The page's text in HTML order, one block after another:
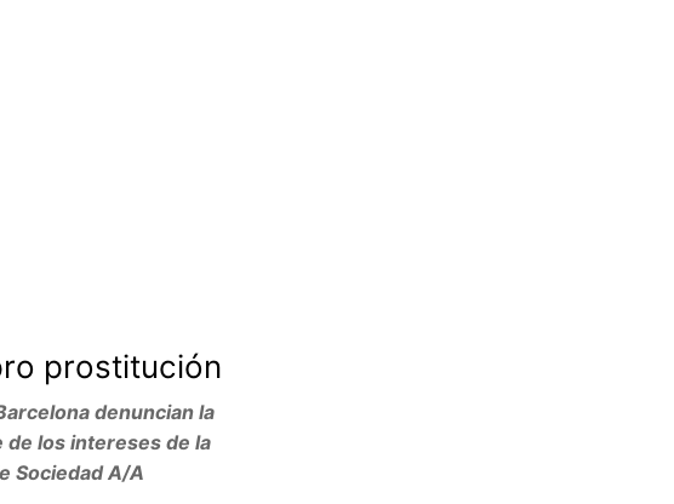
prostitución
denuncian la
de los intereses de la
Sociedad A/A